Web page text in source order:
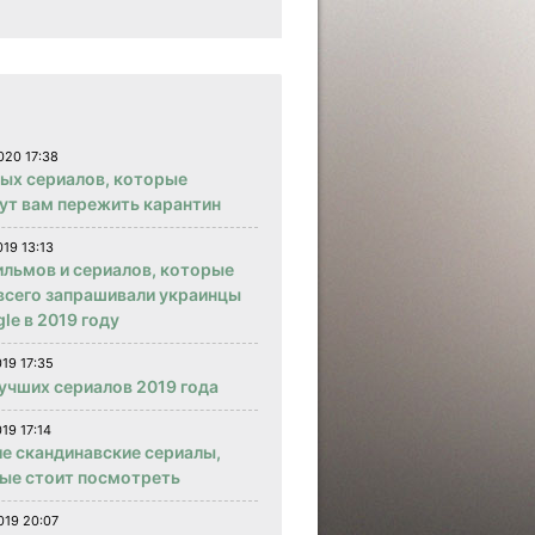
17:38
сериалов, которые
вам пережить карантин
13:13
и сериалов, которые
запрашивали украинцы
в 2019 году
17:35
сериалов 2019 года
17:14
скандинавские сериалы,
стоит посмотреть
20:07